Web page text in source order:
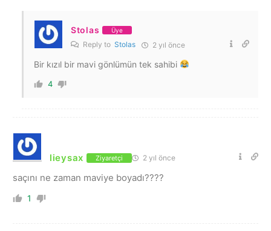
Stolas Üye
Reply to Stolas 2 yıl önce
Bir kızıl bir mavi gönlümün tek sahibi
4
lieysax Ziyaretçi 2 yıl önce
saçını ne zaman maviye boyadı????
1